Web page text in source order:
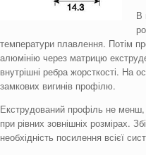
В
температури плавлення. Потім
алюмінію через матрицю
внутрішні ребра жорсткості. На
замкових вигинів профілю.
Екструдований профіль не
при рівних зовнішніх розмірах.
необхідність посилення всієї